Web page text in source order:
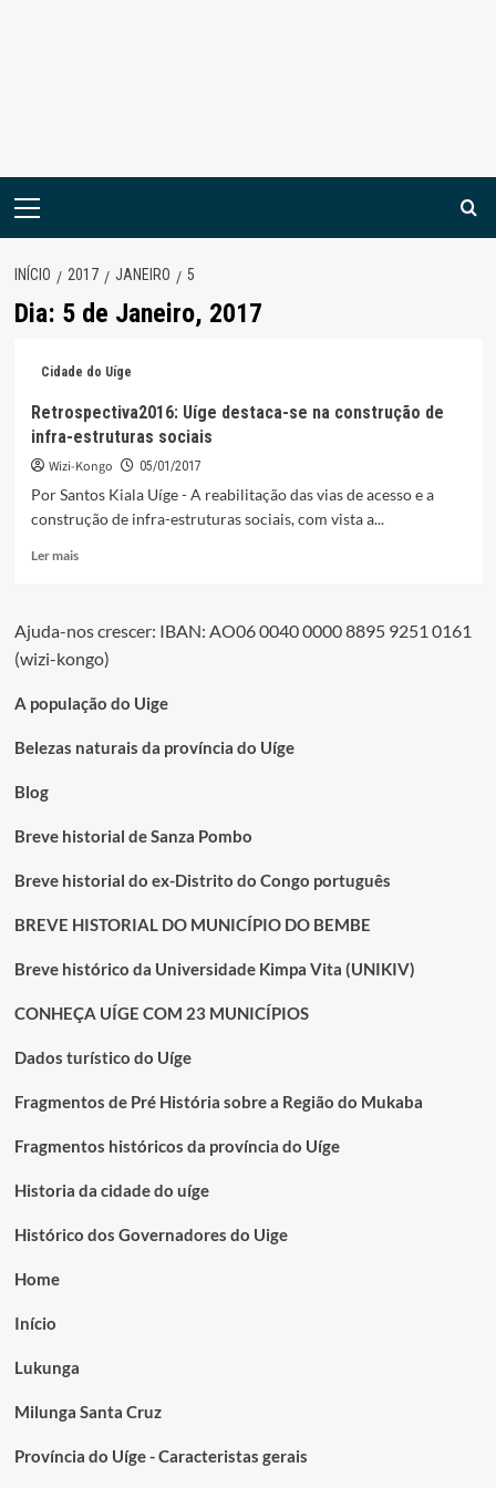
Menu
INÍCIO 2017 JANEIRO 5
Dia: 5 de Janeiro, 2017
Cidade do Uíge
Retrospectiva2016: Uíge destaca-se na construção de
infra-estruturas sociais
Wizi-Kongo 05/01/2017
Por Santos Kiala Uíge - A reabilitação das vias de acesso e a
construção de infra-estruturas sociais, com vista a...
Ler maisLeia
Uíge
destaca-
na
de
Ajuda-nos crescer: IBAN: AO06 0040 0000 8895 9251 0161
(wizi-kongo)
A população do Uige
Belezas naturais da província do Uíge
Blog
Breve historial de Sanza Pombo
Breve historial do ex-Distrito do Congo português
BREVE HISTORIAL DO MUNICÍPIO DO BEMBE
Breve histórico da Universidade Kimpa Vita (UNIKIV)
CONHEÇA UÍGE COM 23 MUNICÍPIOS
Dados turístico do Uíge
Fragmentos de Pré História sobre a Região do Mukaba
Fragmentos históricos da província do Uíge
Historia da cidade do uíge
Histórico dos Governadores do Uige
Home
Início
Lukunga
Milunga Santa Cruz
Província do Uíge - Caracteristas gerais